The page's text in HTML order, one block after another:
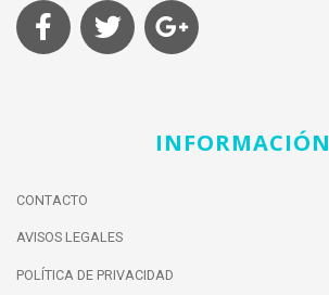
INFORMACIÓN
CONTACTO
AVISOS LEGALES
POLÍTICA DE PRIVACIDAD